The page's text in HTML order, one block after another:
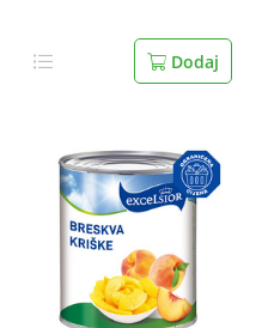
Dodaj